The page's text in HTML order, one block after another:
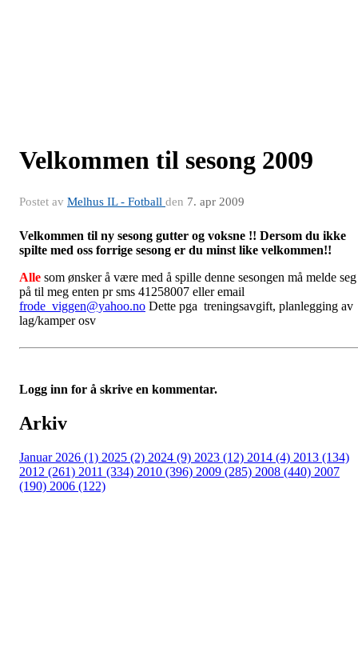
Velkommen til sesong 2009
Postet av Melhus IL - Fotball den 7. apr 2009
Velkommen til ny sesong gutter og voksne !! Dersom du ikke
spilte med oss forrige sesong er du minst like velkommen!!
Alle som ønsker å være med å spille denne sesongen må melde seg
på til meg enten pr sms 41258007 eller email
frode_viggen@yahoo.no Dette pga treningsavgift, planlegging av
lag/kamper osv
Logg inn for å skrive en kommentar.
Arkiv
Januar 2026 (1) 2025 (2) 2024 (9) 2023 (12) 2014 (4) 2013 (134)
2012 (261) 2011 (334) 2010 (396) 2009 (285) 2008 (440) 2007
(190) 2006 (122)